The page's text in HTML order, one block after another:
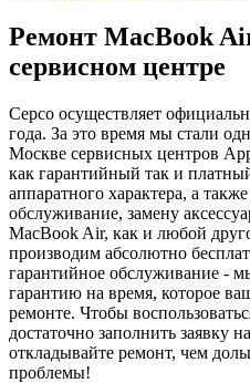
Ремонт MacBook
сервисном центре
Серсо осуществляет
года. За это время мы стали
Москве сервисных центров
как гарантийный так и
аппаратного характера, а
обслуживание, замену
MacBook Air, как и любой
производим абсолютно
гарантийное обслуживание -
гарантию на время, которое
ремонте. Чтобы
достаточно заполнить заявку
откладывайте ремонт, чем
проблемы!